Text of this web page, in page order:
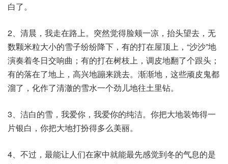
白了。
2、清晨，我走在路上。突然觉得脸颊一凉，抬头望去，无
数颗米粒大小的雪子纷纷降下，有的打在屋顶上，“沙沙”地
演奏着冬日交响曲；有的打在树枝上，调皮地翻了个跟头；
有的落在了地上，高兴地蹦来跳去。渐渐地，这些顽皮鬼都
溜了，化作了清澈的雪水一个劲儿地往土里钻。
3、洁白的雪，我爱你，我爱你的纯洁。你把大地装饰得一
片银白，你把大地打扮得多么美丽。
4、不过，最能让人们在家中就能最先感觉到冬的气息的是